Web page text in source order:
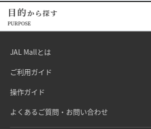
JAL Mallとは
ご利用ガイド
操作ガイド
よくあるご質問・お問い合わせ